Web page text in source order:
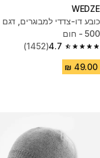
WEDZE
500 - חום
4.7
4.7 out of 5 stars from 1452 reviews
(1452)